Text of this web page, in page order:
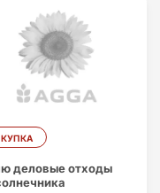
деловые отходы